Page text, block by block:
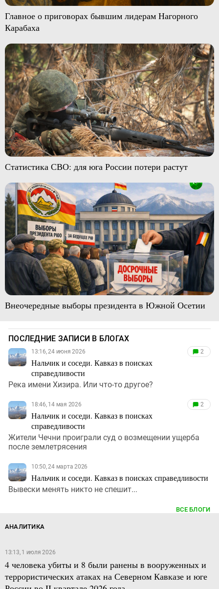
Главное о приговорах бывшим лидерам Нагорного
Карабаха
Статистика СВО: для юга России потери растут
Внеочередные выборы президента в Южной Осетии
ПОСЛЕДНИЕ ЗАПИСИ В БЛОГАХ
13:16, 24 июня 2026
Нальчик и соседи. Кавказ в поисках
справедливости
2
Река имени Хизира. Или что-то другое?
18:46, 14 мая 2026
Нальчик и соседи. Кавказ в поисках
справедливости
2
Жители Чечни проиграли суд о возмещении ущерба
после землетрясения
10:50, 24 марта 2026
Нальчик и соседи. Кавказ в поисках справедливости
Вывески менять никто не спешит...
ВСЕ БЛОГИ
АНАЛИТИКА
13:13, 1 июля 2026
4 человека убиты и 8 были ранены в вооруженных и
террористических атаках на Северном Кавказе и юге